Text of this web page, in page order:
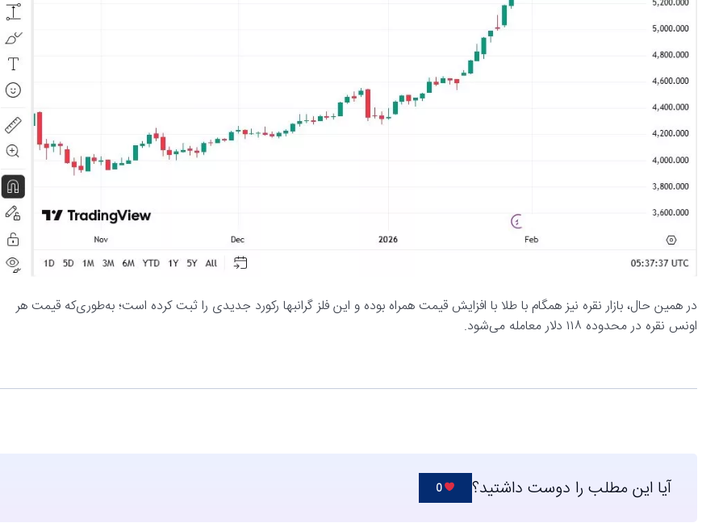
در همین حال، بازار نقره نیز همگام با طلا با افزایش قیمت همراه بوده و این فلز گرانبها رکورد جدیدی را ثبت کرده است؛ به‌طوری‌که قیمت هر
اونس نقره در محدوده ۱۱۸ دلار معامله می‌شود.
آیا این مطلب را دوست داشتید؟ 0